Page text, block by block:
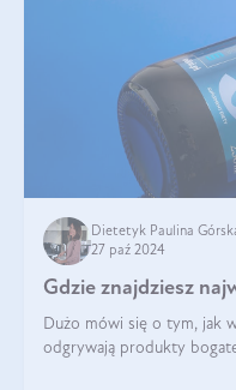
Dietetyk Paulina
27 paź 2024
Gdzie znajdziesz
Dużo mówi się o tym, jak
odgrywają produkty